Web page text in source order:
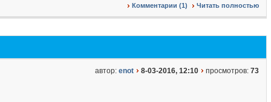
Комментарии (1) Читать полностью
автор: enot 8-03-2016, 12:10 просмотров: 73